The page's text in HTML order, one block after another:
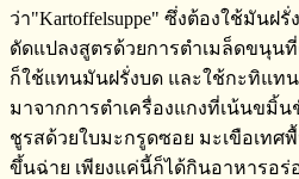
ว่า​"Kartoffelsuppe" ซึ่งต้องใช้มันฝ
ดัดแปลงสูตรด้วยการตำเมล็ดขนุน
ก็ใช้แทนมันฝรั่ง​บด และใช้กะทิแ
มาจากการตำเครื่องแกงที่เน้นขมิ้
ชูรสด้วยใบมะกรูดซอย​ มะเขือเทศ
ขึ้นฉ่าย​ เพียงแค่นี้ก็ได้กินอาหารอ